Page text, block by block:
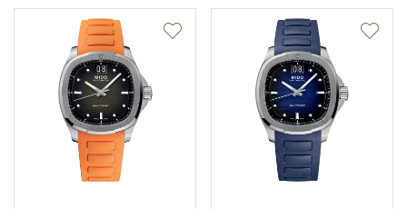
Váha (g)
Záruční doba
nepodnikatelé (měsíců)
Modelová řada